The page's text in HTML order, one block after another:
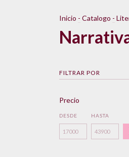
Inicio - Catalogo -
FILTRAR POR
Precio
DESDE HASTA